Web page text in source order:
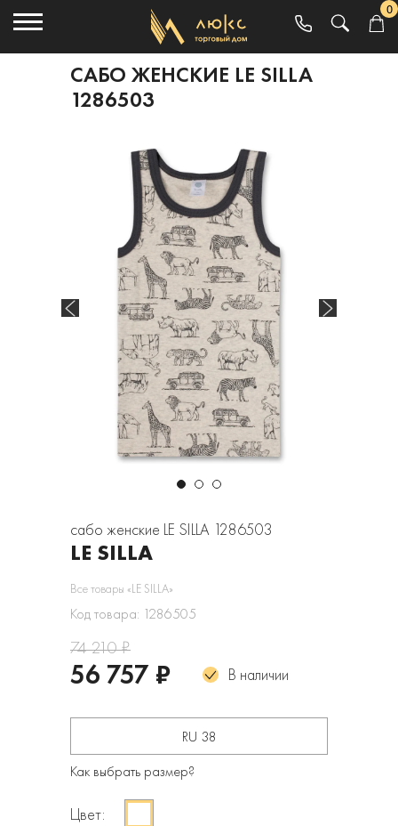
0
САБО ЖЕНСКИЕ LE SILLA
1286503
сабо женские LE SILLA 1286503
LE SILLA
Все товары «LE SILLA»
Код товара: 1286505
74 210 ₽
56 757 ₽ В наличии
RU 38
Как выбрать размер?
Цвет: